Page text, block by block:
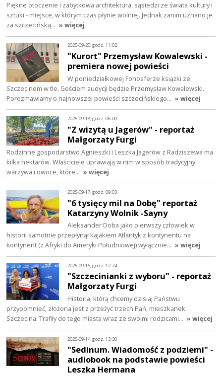
Piękne otoczenie i zabytkowa architektura, sąsiedzi ze świata kultury i
sztuki - miejsce, w którym czas płynie wolniej. Jednak zanim uznano je
za szczecińską… » więcej
2025-09-20, godz. 11:02
"Kurort" Przemysław Kowalewski -
premiera nowej powieści
W poniedziałkowej Fonosferze książki ze
Szczecinem w tle. Gościem audycji będzie Przemysław Kowalewski.
Porozmawiamy o najnowszej powieści szczecińskiego… » więcej
2025-09-18, godz. 06:00
"Z wizytą u Jagerów" - reportaż
Małgorzaty Furgi
Rodzinne gospodarstwo Agnieszki i Leszka Jagerów z Radziszewa ma
kilka hektarów. Właściciele uprawiają w nim w sposób tradycyjny
warzywa i owoce, które… » więcej
2025-09-17, godz. 09:03
"6 tysięcy mil na Dobę" reportaż
Katarzyny Wolnik -Sayny
Aleksander Doba jako pierwszy człowiek w
historii samotnie przepłynął kajakiem Atlantyk z kontynentu na
kontynent (z Afryki do Ameryki Południowej) wyłącznie… » więcej
2025-09-16, godz. 12:24
"Szczecinianki z wyboru" - reportaż
Małgorzaty Furgi
Historia, którą chcemy dzisiaj Państwu
przypomnieć, złożona jest z przeżyć trzech Pań, mieszkanek
Szczecina. Trafiły do tego miasta wraz ze swoimi rodzicami… » więcej
2025-09-14, godz. 13:30
"Sedinum. Wiadomość z podziemi" -
audiobook na podstawie powieści
Leszka Hermana